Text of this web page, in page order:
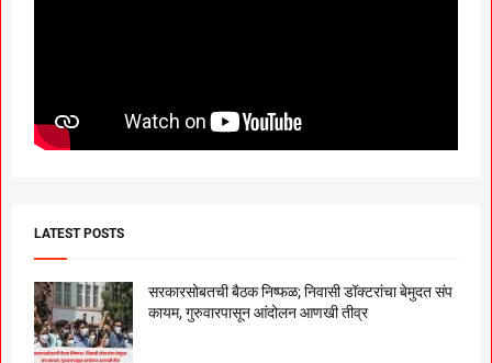
LATEST POSTS
सरकारसोबतची बैठक निष्फळ; निवासी डॉक्टरांचा बेमुदत संप
कायम, गुरुवारपासून आंदोलन आणखी तीव्र